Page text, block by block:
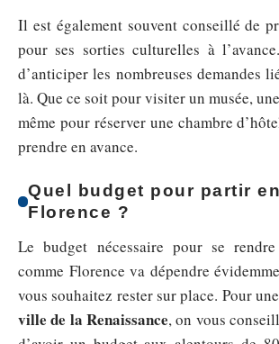
Il est également souvent conseillé de
pour ses sorties culturelles à
d’anticiper les nombreuses demandes
là. Que ce soit pour visiter un musée,
même pour réserver une chambre
prendre en avance.
Quel budget pour partir
Florence ?
Le budget nécessaire pour se
comme Florence va dépendre
vous souhaitez rester sur place. Pour
ville de la Renaissance, on vous